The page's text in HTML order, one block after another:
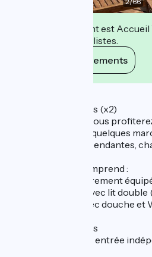
Cet établissement est
accueillir des cyclistes.
Voir ses engagements
Espace 4 personnes (x2)
Dès votre arrivée, vous
m². En descendant quelques
deux entrées indépendantes,
Chaque espace comprend :
- une cuisine entièrement
- deux chambres avec lit double
- une salle d’eau avec douche
Espace 2 personnes
Accessible par une entrée